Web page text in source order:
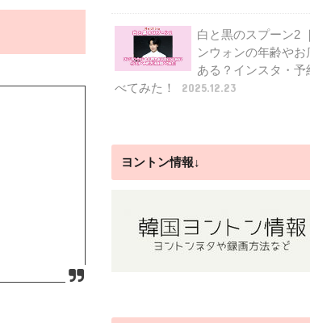
白と黒のスプーン2
ンウォンの年齢やお
ある？インスタ・予
べてみた！
2025.12.23
ヨントン情報↓